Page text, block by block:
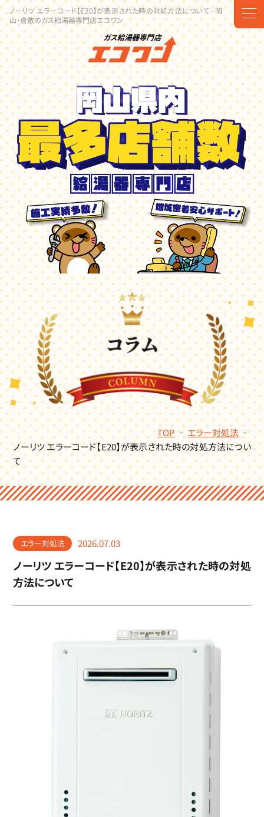
ノーリツ エラーコード【E20】が表示された時の対処方法について - 岡
山・倉敷のガス給湯器専門店エコワン
t
o
l
e
n
a
g
a
t
i
o
TOP
エラー対処法
ノーリツ エラーコード【E20】が表示された時の対処方法につい
て
エラー対処法 2026.07.03
ノーリツ エラーコード【E20】が表示された時の対処
方法について